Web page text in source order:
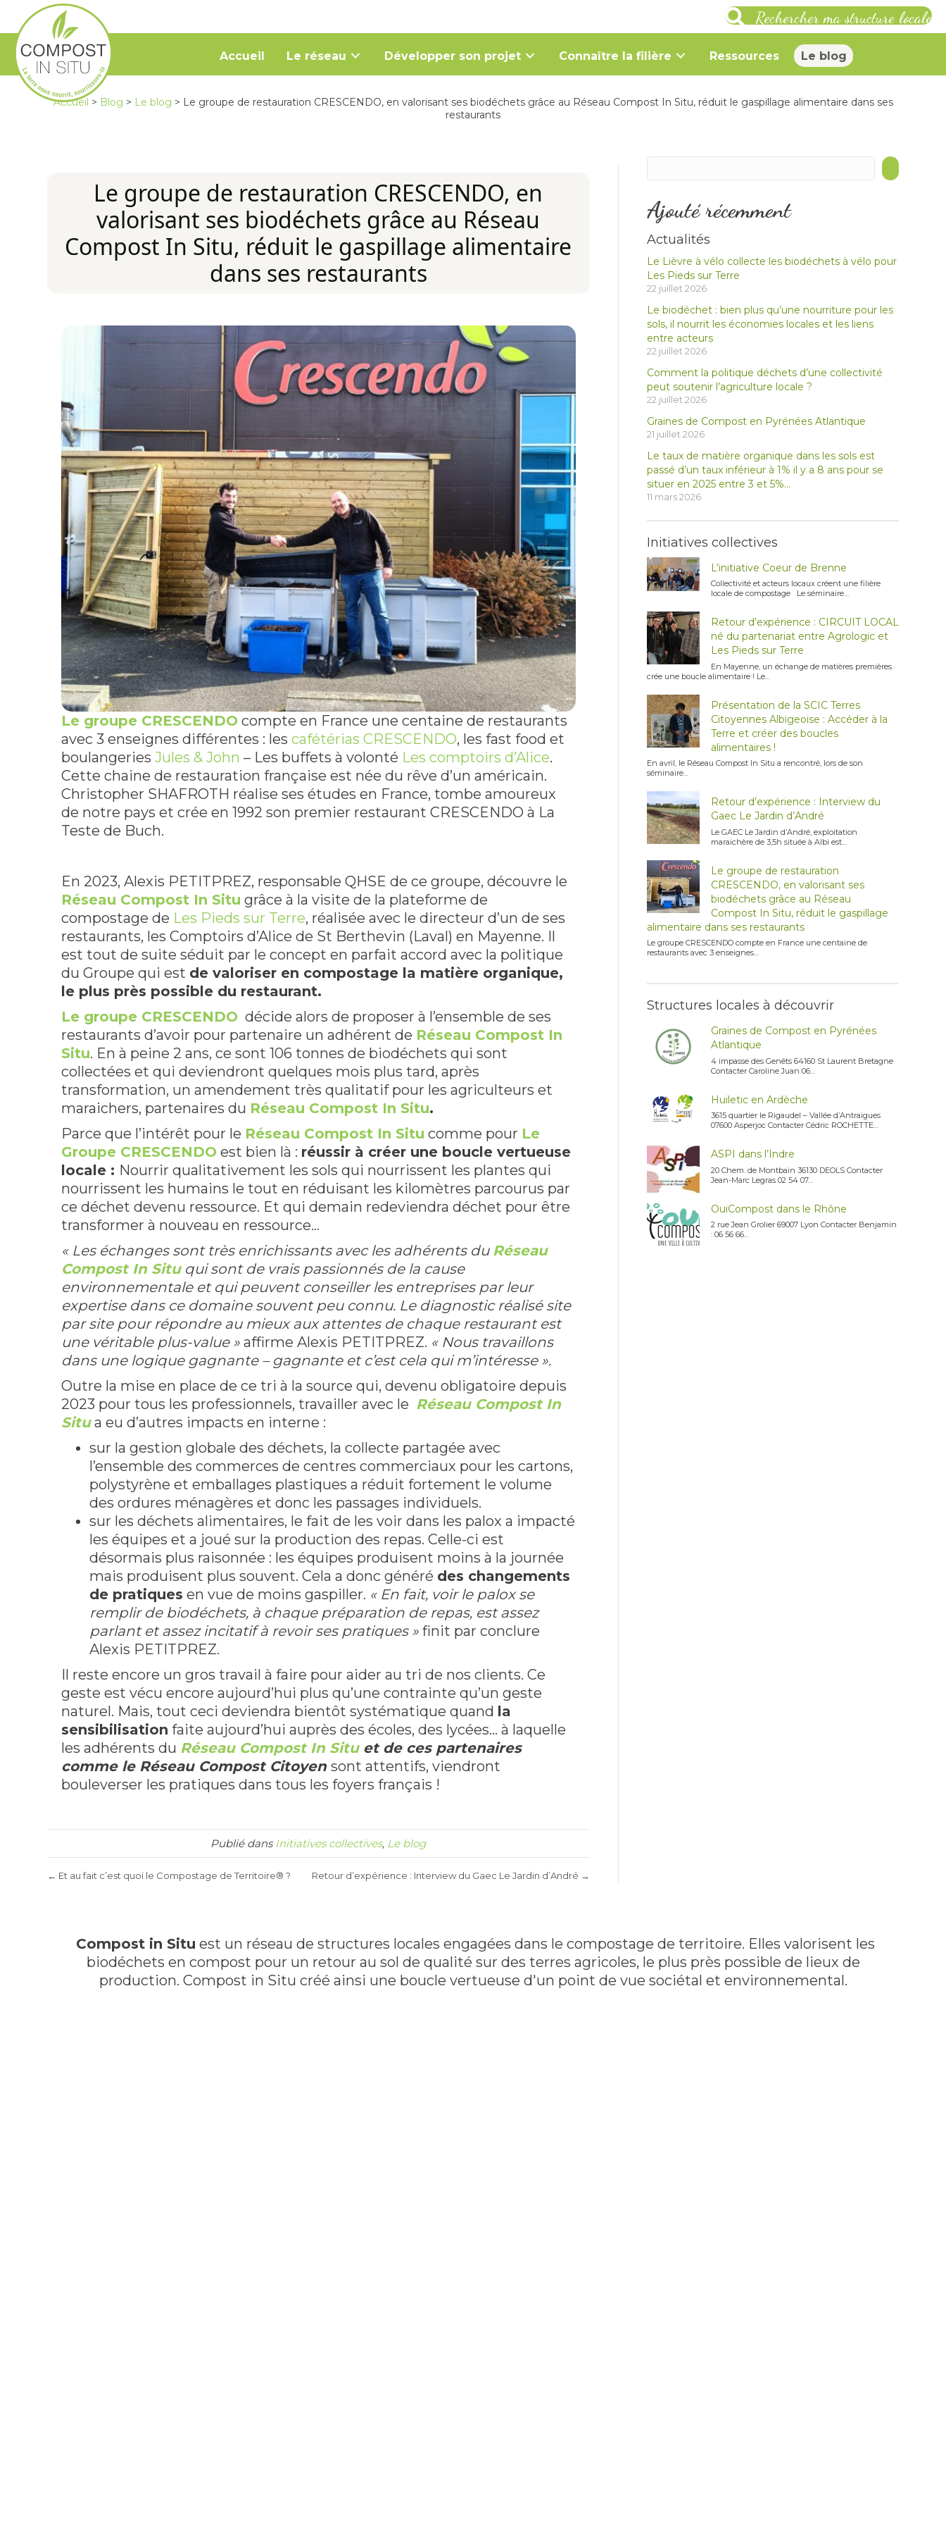
Rechercher ma structure locale
Accueil Le réseau Développer son projet Connaître la filière Ressources Le blog
Accueil > Blog > Le blog > Le groupe de restauration CRESCENDO, en valorisant ses biodéchets grâce au Réseau Compost In Situ, réduit le gaspillage alimentaire dans ses
restaurants
Le groupe de restauration CRESCENDO, en
valorisant ses biodéchets grâce au Réseau
Compost In Situ, réduit le gaspillage alimentaire
dans ses restaurants
Le groupe CRESCENDO compte en France une centaine de restaurants
avec 3 enseignes différentes : lescafétérias CRESCENDO, les fast food et
boulangeriesJules & John – Les buffets à volonté Les comptoirs d’Alice.
Cette chaine de restauration française est née du rêve d’un américain.
Christopher SHAFROTH réalise ses études en France, tombe amoureux
de notre pays et crée en 1992 son premier restaurant CRESCENDO à La
Teste de Buch.
En 2023, Alexis PETITPREZ, responsable QHSE de ce groupe, découvre le
Réseau Compost In Situ grâce à la visite de la plateforme de
compostage de Les Pieds sur Terre, réalisée avec le directeur d’un de ses
restaurants, les Comptoirs d’Alice de St Berthevin (Laval) en Mayenne. Il
est tout de suite séduit par le concept en parfait accord avec la politique
du Groupe qui est de valoriser en compostage la matière organique,
le plus près possible du restaurant.
Le groupe CRESCENDO décide alors de proposer à l’ensemble de ses
restaurants d’avoir pour partenaire un adhérent de Réseau Compost In
Situ. En à peine 2 ans, ce sont 106 tonnes de biodéchets qui sont
collectées et qui deviendront quelques mois plus tard, après
transformation, un amendement très qualitatif pour les agriculteurs et
maraichers, partenaires du Réseau Compost In Situ.
Parce que l’intérêt pour le Réseau Compost In Situ comme pour Le
Groupe CRESCENDO est bien là : réussir à créer une boucle vertueuse
locale : Nourrir qualitativement les sols qui nourrissent les plantes qui
nourrissent les humains le tout en réduisant les kilomètres parcourus par
ce déchet devenu ressource. Et qui demain redeviendra déchet pour être
transformer à nouveau en ressource…
« Les échanges sont très enrichissants avec les adhérents du Réseau
Compost In Situqui sont de vrais passionnés de la cause
environnementale et qui peuvent conseiller les entreprises par leur
expertise dans ce domaine souvent peu connu. Le diagnostic réalisé site
par site pour répondre au mieux aux attentes de chaque restaurant est
une véritable plus-value »affirme Alexis PETITPREZ. « Nous travaillons
dans une logique gagnante – gagnante et c’est cela qui m’intéresse ».
Outre la mise en place de ce tri à la source qui, devenu obligatoire depuis
2023 pour tous les professionnels, travailler avec le Réseau Compost In
Situa eu d’autres impacts en interne :
sur la gestion globale des déchets, la collecte partagée avec
l’ensemble des commerces de centres commerciaux pour les cartons,
polystyrène et emballages plastiques a réduit fortement le volume
des ordures ménagères et donc les passages individuels.
sur les déchets alimentaires, le fait de les voir dans les palox a impacté
les équipes et a joué sur la production des repas. Celle-ci est
désormais plus raisonnée : les équipes produisent moins à la journée
mais produisent plus souvent. Cela a donc généré des changements
de pratiques en vue de moins gaspiller. « En fait, voir le palox se
remplir de biodéchets, à chaque préparation de repas, est assez
parlant et assez incitatif à revoir ses pratiques » finit par conclure
Alexis PETITPREZ.
Il reste encore un gros travail à faire pour aider au tri de nos clients. Ce
geste est vécu encore aujourd’hui plus qu’une contrainte qu’un geste
naturel. Mais, tout ceci deviendra bientôt systématique quand la
sensibilisation faite aujourd’hui auprès des écoles, des lycées… à laquelle
les adhérents du Réseau Compost In Situet de ces partenaires
comme le Réseau Compost Citoyensont attentifs, viendront
bouleverser les pratiques dans tous les foyers français !
Publié dans Initiatives collectives, Le blog
← Et au fait c’est quoi le Compostage de Territoire® ? Retour d’expérience : Interview du Gaec Le Jardin d’André →
Ajouté récemment
Actualités
Le Lièvre à vélo collecte les biodéchets à vélo pour
Les Pieds sur Terre
22 juillet 2026
Le biodéchet : bien plus qu’une nourriture pour les
sols, il nourrit les économies locales et les liens
entre acteurs
22 juillet 2026
Comment la politique déchets d’une collectivité
peut soutenir l’agriculture locale ?
22 juillet 2026
Graines de Compost en Pyrénées Atlantique
21 juillet 2026
Le taux de matière organique dans les sols est
passé d’un taux inférieur à 1% il y a 8 ans pour se
situer en 2025 entre 3 et 5%…
11 mars 2026
Initiatives collectives
L’initiative Coeur de Brenne
Collectivité et acteurs locaux créent une filière
locale de compostage Le séminaire…
Retour d’expérience : CIRCUIT LOCAL
né du partenariat entre Agrologic et
Les Pieds sur Terre
En Mayenne, un échange de matières premières
crée une boucle alimentaire ! Le…
Présentation de la SCIC Terres
Citoyennes Albigeoise : Accéder à la
Terre et créer des boucles
alimentaires !
En avril, le Réseau Compost In Situ a rencontré, lors de son
séminaire…
Retour d’expérience : Interview du
Gaec Le Jardin d’André
Le GAEC Le Jardin d’André, exploitation
maraichère de 3,5h située à Albi est…
Le groupe de restauration
CRESCENDO, en valorisant ses
biodéchets grâce au Réseau
Compost In Situ, réduit le gaspillage
alimentaire dans ses restaurants
Le groupe CRESCENDO compte en France une centaine de
restaurants avec 3 enseignes…
Structures locales à découvrir
Graines de Compost en Pyrénées
Atlantique
4 impasse des Genêts 64160 St Laurent Bretagne
Contacter Caroline Juan 06…
Huiletic en Ardèche
3615 quartier le Rigaudel – Vallée d’Antraigues
07600 Asperjoc Contacter Cédric ROCHETTE…
ASPI dans l’Indre
20 Chem. de Montbain 36130 DEOLS Contacter
Jean-Marc Legras 02 54 07…
OuiCompost dans le Rhône
2 rue Jean Grolier 69007 Lyon Contacter Benjamin
: 06 56 66…
Compost in Situ est un réseau de structures locales engagées dans le compostage de territoire. Elles valorisent les
biodéchets en compost pour un retour au sol de qualité sur des terres agricoles, le plus près possible de lieux de
production. Compost in Situ créé ainsi une boucle vertueuse d'un point de vue sociétal et environnemental.